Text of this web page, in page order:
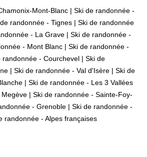
Mont-Blanc | Ski de randonnée -
randonnée - Tignes | Ski de randonnée
- La Grave | Ski de randonnée -
- Mont Blanc | Ski de randonnée -
randonnée - Courchevel | Ski de
| Ski de randonnée - Val d'Isère | Ski de
| Ski de randonnée - Les 3 Vallées
| Ski de randonnée - Sainte-Foy-
- Grenoble | Ski de randonnée -
randonnée - Alpes françaises